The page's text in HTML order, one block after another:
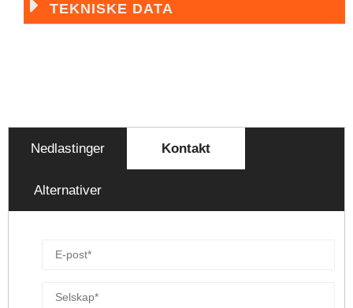
TEKNISKE DATA
Nedlastinger Kontakt
Alternativer